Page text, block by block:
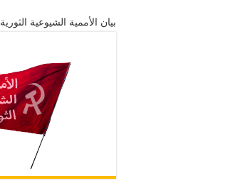
بيان الأممية الشيوعية الثورية